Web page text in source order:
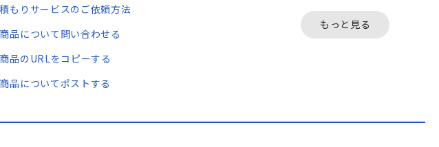
もりサービスのご依頼方法
品について問い合わせる
品のURLをコピーする
品についてポストする
大会議テーブル専用の...
ら、奥行きは通常よ
め...
もっと見る